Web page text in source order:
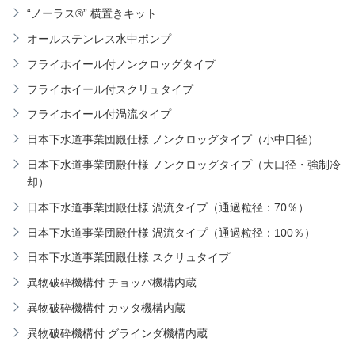
“ノーラス®” 横置きキット
オールステンレス水中ポンプ
フライホイール付ノンクロッグタイプ
フライホイール付スクリュタイプ
フライホイール付渦流タイプ
日本下水道事業団殿仕様 ノンクロッグタイプ（小中口径）
日本下水道事業団殿仕様 ノンクロッグタイプ（大口径・強制冷
却）
日本下水道事業団殿仕様 渦流タイプ（通過粒径：70％）
日本下水道事業団殿仕様 渦流タイプ（通過粒径：100％）
日本下水道事業団殿仕様 スクリュタイプ
異物破砕機構付 チョッパ機構内蔵
異物破砕機構付 カッタ機構内蔵
異物破砕機構付 グラインダ機構内蔵